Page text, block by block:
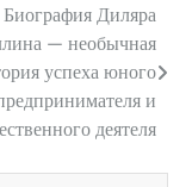
Биография Диляра
— необычная
успеха юного
и
деятеля